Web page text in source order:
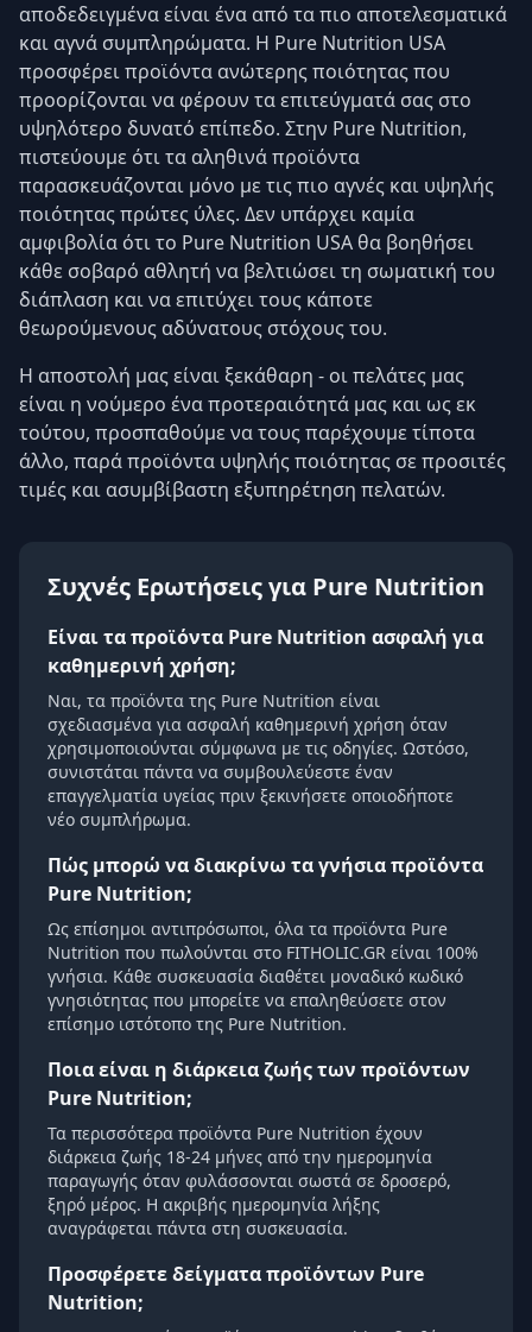
αποδεδειγμένα είναι ένα από τα πιο αποτελεσματικά
και αγνά συμπληρώματα. Η Pure Nutrition USA
προσφέρει προϊόντα ανώτερης ποιότητας που
προορίζονται να φέρουν τα επιτεύγματά σας στο
υψηλότερο δυνατό επίπεδο. Στην Pure Nutrition,
πιστεύουμε ότι τα αληθινά προϊόντα
παρασκευάζονται μόνο με τις πιο αγνές και υψηλής
ποιότητας πρώτες ύλες. Δεν υπάρχει καμία
αμφιβολία ότι το Pure Nutrition USA θα βοηθήσει
κάθε σοβαρό αθλητή να βελτιώσει τη σωματική του
διάπλαση και να επιτύχει τους κάποτε
θεωρούμενους αδύνατους στόχους του.
Η αποστολή μας είναι ξεκάθαρη - οι πελάτες μας
είναι η νούμερο ένα προτεραιότητά μας και ως εκ
τούτου, προσπαθούμε να τους παρέχουμε τίποτα
άλλο, παρά προϊόντα υψηλής ποιότητας σε προσιτές
τιμές και ασυμβίβαστη εξυπηρέτηση πελατών.
Συχνές Ερωτήσεις για Pure Nutrition
Είναι τα προϊόντα Pure Nutrition ασφαλή για
καθημερινή χρήση;
Ναι, τα προϊόντα της Pure Nutrition είναι
σχεδιασμένα για ασφαλή καθημερινή χρήση όταν
χρησιμοποιούνται σύμφωνα με τις οδηγίες. Ωστόσο,
συνιστάται πάντα να συμβουλεύεστε έναν
επαγγελματία υγείας πριν ξεκινήσετε οποιοδήποτε
νέο συμπλήρωμα.
Πώς μπορώ να διακρίνω τα γνήσια προϊόντα
Pure Nutrition;
Ως επίσημοι αντιπρόσωποι, όλα τα προϊόντα Pure
Nutrition που πωλούνται στο FITHOLIC.GR είναι 100%
γνήσια. Κάθε συσκευασία διαθέτει μοναδικό κωδικό
γνησιότητας που μπορείτε να επαληθεύσετε στον
επίσημο ιστότοπο της Pure Nutrition.
Ποια είναι η διάρκεια ζωής των προϊόντων
Pure Nutrition;
Τα περισσότερα προϊόντα Pure Nutrition έχουν
διάρκεια ζωής 18-24 μήνες από την ημερομηνία
παραγωγής όταν φυλάσσονται σωστά σε δροσερό,
ξηρό μέρος. Η ακριβής ημερομηνία λήξης
αναγράφεται πάντα στη συσκευασία.
Προσφέρετε δείγματα προϊόντων Pure
Nutrition;